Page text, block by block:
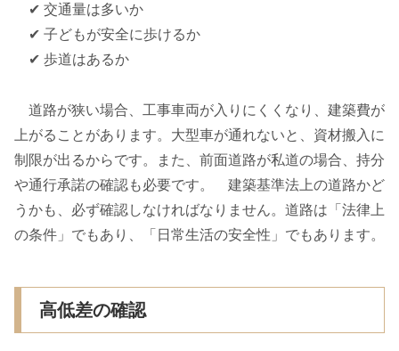
✔ 交通量は多いか
✔ 子どもが安全に歩けるか
✔ 歩道はあるか
道路が狭い場合、工事車両が入りにくくなり、建築費が
上がることがあります。大型車が通れないと、資材搬入に
制限が出るからです。また、前面道路が私道の場合、持分
や通行承諾の確認も必要です。 建築基準法上の道路かど
うかも、必ず確認しなければなりません。道路は「法律上
の条件」でもあり、「日常生活の安全性」でもあります。
高低差の確認